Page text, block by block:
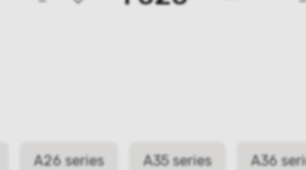
A26 series A35 series A36